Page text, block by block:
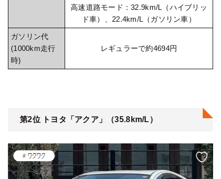
高速道路モード：32.9km/L（ハイブリッ
ド車）、22.4km/L（ガソリン車）
ガソリン代
(1000km走行
時)
レギュラーで約4694円
第2位 トヨタ「アクア」（35.8km/L）